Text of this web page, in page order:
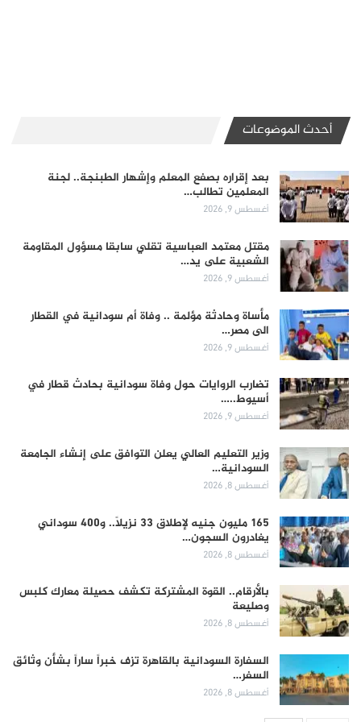
أحدث الموضوعات
بعد إقراره بصفع المعلم وإشهار الطبنجة.. لجنة
المعلمين تطالب…
أغسطس 9, 2026
مقتل معتمد العباسية تقلي سابقا مسؤول المقاومة
الشعبية على يد…
أغسطس 9, 2026
مأساة وحادثة مؤلمة .. وفاة أم سودانية في القطار
الى مصر…
أغسطس 9, 2026
تضارب الروايات حول وفاة سودانية بحادث قطار في
أسيوط..…
أغسطس 9, 2026
وزير التعليم العالي يعلن التوافق على إنشاء الجامعة
السودانية…
أغسطس 8, 2026
165 مليون جنيه لإطلاق 33 نزيلاً.. و400 سوداني
يغادرون السجون…
أغسطس 8, 2026
بالأرقام.. القوة المشتركة تكشف حصيلة معارك كلبس
وصليعة
أغسطس 8, 2026
السفارة السودانية بالقاهرة تزف خبراً ساراً بشأن وثائق
السفر…
أغسطس 8, 2026